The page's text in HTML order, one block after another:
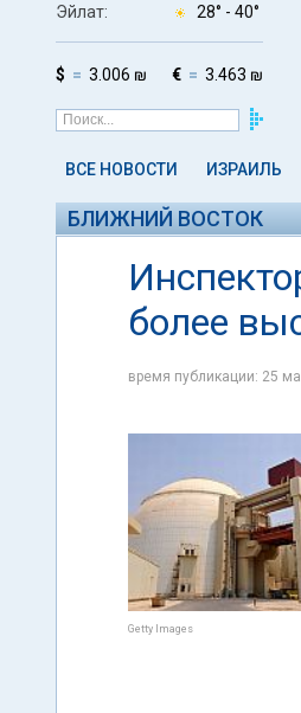
Эйлат:
28° - 40°
$ 3.006 ₪ € 3.463 ₪
ВСЕ НОВОСТИ ИЗРАИЛЬ
БЛИЖНИЙ ВОСТОК
более
время публикации: 25
Getty Images